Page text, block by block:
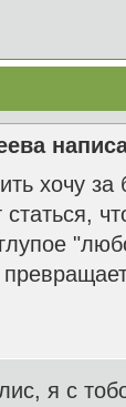
хочу за
я c